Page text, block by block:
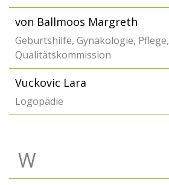
von Ballmoos Margreth
Geburtshilfe, Gynäkologie, Pflege,
Qualitätskommission
Vuckovic Lara
Logopädie
W